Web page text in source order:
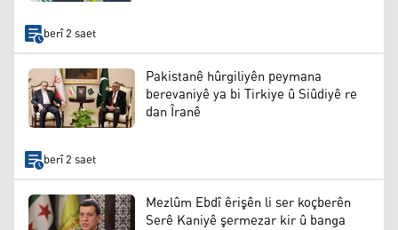
berî 2 saet
Pakistanê hûrgiliyên peymana
berevaniyê ya bi Tirkiye û Siûdiyê re
dan Îranê
berî 2 saet
Mezlûm Ebdî êrişên li ser koçberên
Serê Kaniyê şermezar kir û banga